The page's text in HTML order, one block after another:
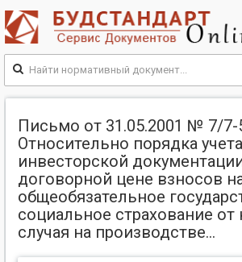
Письмо от 31.05.2001 № 7/7-
Относительно порядка
инвесторской
договорной цене взносов
общеобязательное
социальное страхование от
случая на производстве...